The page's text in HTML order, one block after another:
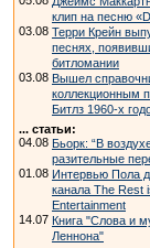
клип на песню
03.08 Терри Крейн
песнях,
битломании
03.08 Вышел
коллекционным
Битлз 1960-х
... статьи:
04.08 Бьорк: “В
разительные
01.08 Интервью Пола
канала The Rest
Entertainment
14.07 Книга "Слова и
Леннона"